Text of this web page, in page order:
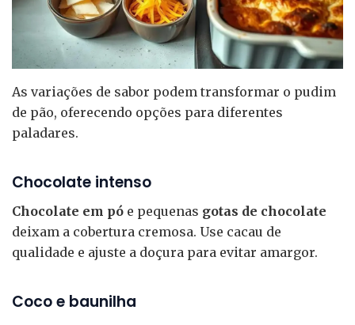
As variações de sabor podem transformar o pudim
de pão, oferecendo opções para diferentes
paladares.
Chocolate intenso
Chocolate em pó e pequenas gotas de chocolate
deixam a cobertura cremosa. Use cacau de
qualidade e ajuste a doçura para evitar amargor.
Coco e baunilha